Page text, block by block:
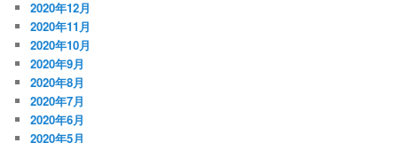
2020年12月
2020年11月
2020年10月
2020年9月
2020年8月
2020年7月
2020年6月
2020年5月